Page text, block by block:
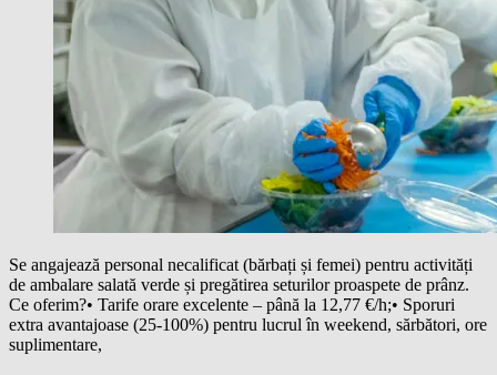
Se angajează personal necalificat (bărbați și femei) pentru activități
de ambalare salată verde și pregătirea seturilor proaspete de prânz.
Ce oferim?• Tarife orare excelente – până la 12,77 €/h;• Sporuri
extra avantajoase (25-100%) pentru lucrul în weekend, sărbători, ore
suplimentare,